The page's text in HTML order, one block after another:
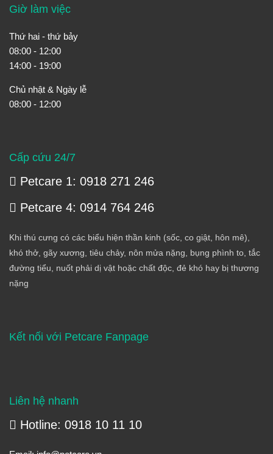
Giờ làm việc
Thứ hai - thứ bảy
08:00 - 12:00
14:00 - 19:00
Chủ nhật & Ngày lễ
08:00 - 12:00
Cấp cứu 24/7
Petcare 1: 0918 271 246
Petcare 4: 0914 764 246
Khi thú cưng có các biểu hiện thần kinh (sốc, co giật, hôn mê),
khó thở, gãy xương, tiêu chảy, nôn mửa nặng, bụng phình to, tắc
đường tiểu, nuốt phải dị vật hoặc chất độc, đẻ khó hay bị thương
nặng
Kết nối với Petcare Fanpage
Liên hệ nhanh
Hotline: 0918 10 11 10